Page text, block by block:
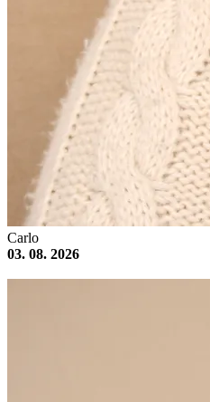
Carlo
03. 08. 2026